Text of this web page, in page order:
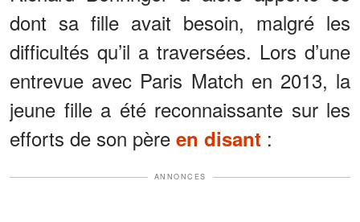
dont sa fille avait besoin, malgré les
difficultés qu’il a traversées. Lors d’une
entrevue avec Paris Match en 2013, la
jeune fille a été reconnaissante sur les
efforts de son père en disant :
ANNONCES